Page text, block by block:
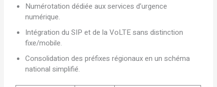
Numérotation dédiée aux services d’urgence
numérique.
Intégration du SIP et de la VoLTE sans distinction
fixe/mobile.
Consolidation des préfixes régionaux en un schéma
national simplifié.